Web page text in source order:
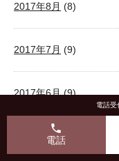
2017年8月 (8)
2017年7月 (9)
2017年6月(9)
2017年5月(8)
電話
phone
電話